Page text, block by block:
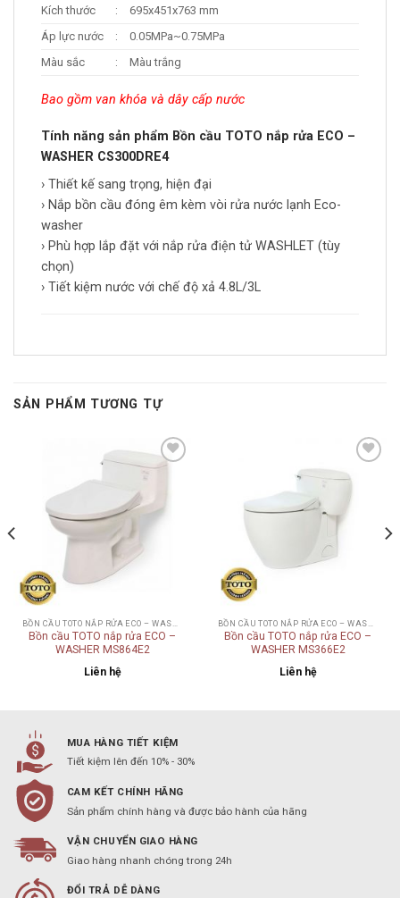
Kích thước
:
695x451x763 mm
Áp lực nước
:
0.05MPa~0.75MPa
Màu sắc
: Màu trắng
Bao gồm van khóa và dây cấp nước
Tính năng sản phẩm Bồn cầu TOTO nắp rửa ECO –
WASHER CS300DRE4
› Thiết kế sang trọng, hiện đại
› Nắp bồn cầu đóng êm kèm vòi rửa nước lạnh Eco-
washer
› Phù hợp lắp đặt với nắp rửa điện tử WASHLET (tùy
chọn)
› Tiết kiệm nước với chế độ xả 4.8L/3L
SẢN PHẨM TƯƠNG TỰ
BỒN CẦU TOTO NẮP RỬA ECO – WASHER
Bồn cầu TOTO nắp rửa ECO –
WASHER MS864E2
Liên hệ
Add to
BỒN CẦU TOTO NẮP RỬA ECO – WASHER
Bồn cầu TOTO nắp rửa ECO –
WASHER MS366E2
Liên hệ
MUA HÀNG TIẾT KIỆM
Tiết kiệm lên đến 10% - 30%
CAM KẾT CHÍNH HÃNG
Sản phẩm chính hàng và được bảo hành của hãng
VẬN CHUYỂN GIAO HÀNG
Giao hàng nhanh chóng trong 24h
ĐỔI TRẢ DỄ DÀNG